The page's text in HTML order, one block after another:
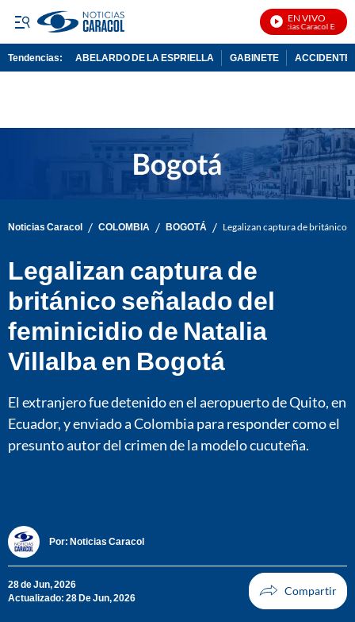
EN VIVO
Noticias Caracol En Vivo
Tendencias: ABELARDO DE LA ESPRIELLA GABINETE ACCIDENTE
Noticias Caracol / COLOMBIA / BOGOTÁ / Legalizan captura de británico
Legalizan captura de
británico señalado del
feminicidio de Natalia
Villalba en Bogotá
El extranjero fue detenido en el aeropuerto de Quito, en
Ecuador, y enviado a Colombia para responder como el
presunto autor del crimen de la modelo cucuteña.
Por: Noticias Caracol
28 de Jun, 2026
Actualizado: 28 De Jun, 2026